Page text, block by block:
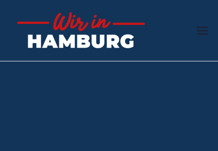
Inhalt
springen
Hamb
Der hanseatische